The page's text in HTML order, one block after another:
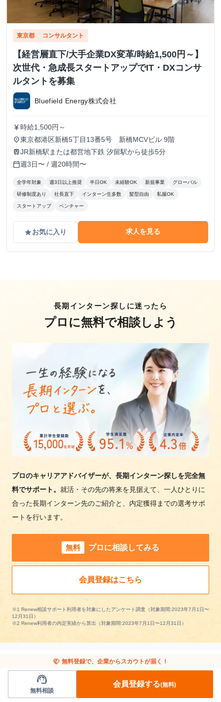
東京都 コンサルタント
【経営層直下/大手企業DX変革/時給1,500円～】
次世代・急成長スタートアップでIT・DXコンサ
ルタントを募集
Bluefield Energy株式会社
currency_yen 時給1,500円～
place東京都港区新橋5丁目13番5号 新橋MCVビル 9階
trainJR新橋駅または都営地下鉄 汐留駅から徒歩5分
calendar_today週3日〜 / 週20時間〜
全学年対象 週3日以上推奨 半日OK 未経験OK 新規事業 グローバル
研修制度あり 社長直下 インターン生多数 髪型自由 私服OK
スタートアップ ベンチャー
gradeお気に入り 求人を見る
長期インターン探しに迷ったら
プロに無料で相談しよう
プロのキャリアアドバイザーが、長期インターン探しを完全無
料でサポート。 就活・その先の将来を見据えて、一人ひとりに
合った長期インターン先のご紹介と、内定獲得までの選考サポ
ートを行います。
無料 プロに相談してみる
会員登録はこちら
※1 Renew相談サポート利用者を対象にしたアンケート調査（対象期間:2023年7月1日〜
12月31日）
※2 Renew利用者の内定実績から算出（対象期間:2023年7月1日〜12月31日）
流通/小売の長期インターンを条件で絞り込む
handshake 無料登録で、企業からスカウトが届く！
support_agent
無料相談
会員登録する(無料)